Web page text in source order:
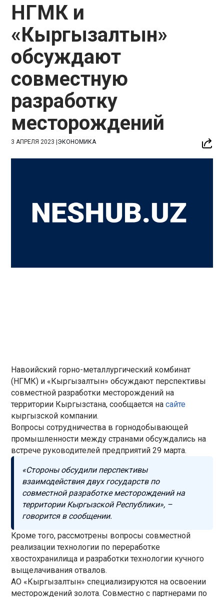
НГМК и
«Кыргызалтын»
обсуждают
совместную
разработку
месторождений
3 АПРЕЛЯ 2023 |ЭКОНОМИКА
Навоийский горно-металлургический комбинат
(НГМК) и «Кыргызалтын» обсуждают перспективы
совместной разработки месторождений на
территории Кыргызстана, сообщается насайте
кыргызской компании.
Вопросы сотрудничества в горнодобывающей
промышленности между странами обсуждались на
встрече руководителей предприятий 29 марта.
«Стороны обсудили перспективы
взаимодействия двух государств по
совместной разработке месторождений на
территории Кыргызской Республики», –
говорится в сообщении.
Кроме того, рассмотрены вопросы совместной
реализации технологии по переработке
хвостохранилища и разработки технологии кучного
выщелачивания отвалов.
АО «Кыргызалтын» специализируются на освоении
месторождений золота. Совместно с партнерами по